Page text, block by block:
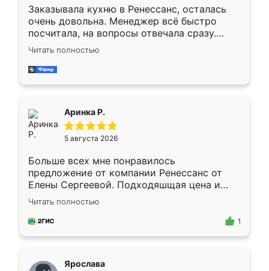
Заказывала кухню в Ренессанс, осталась
очень довольна. Менеджер всё быстро
посчитала, на вопросы отвечала сразу.
Замерщик приехал в субботу, подошёл к
делу со всей ответственностью. Собрали
за день, ребята работали аккуратно, даже
Читать полностью
Аринка Р.
5 августа 2026
Больше всех мне понравилось
предложение от компании Ренессанс от
Елены Сергеевой. Подходяшщая цена и
короткие сроки изготовления. Приехавший
для замера сотрудник Владислав
предложил по моему эскизу самый
Читать полностью
1
Ярослава